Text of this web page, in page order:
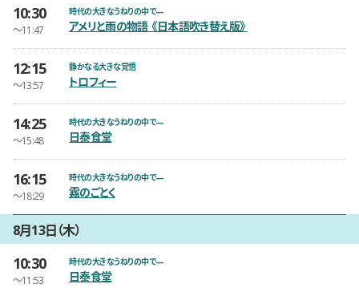
開催日時
10:30
〜11:47
時代の大きなうねりの中で—
アメリと雨の物語 《日本語吹き替え版》
開催日時
12:15
〜13:57
静かなる大きな覚悟
トロフィー
開催日時
14:25
〜15:48
時代の大きなうねりの中で—
日泰食堂
開催日時
16:15
〜18:29
時代の大きなうねりの中で—
霧のごとく
8月13日（木）
開催日時
10:30
〜11:53
時代の大きなうねりの中で—
日泰食堂